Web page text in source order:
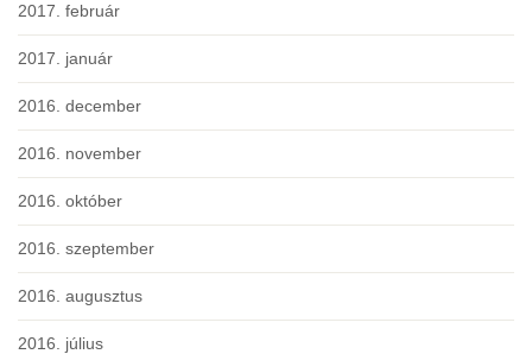
2017. február
2017. január
2016. december
2016. november
2016. október
2016. szeptember
2016. augusztus
2016. július